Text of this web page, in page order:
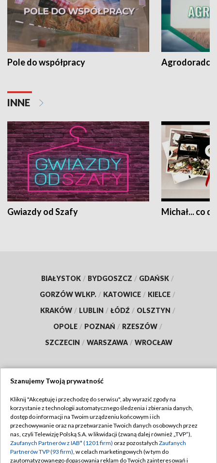
Pole do współpracy Agrodoradcy
INNE
Gwiazdy od Szafy Michał... co
BIAŁYSTOK / BYDGOSZCZ / GDAŃSK /
GORZÓW WLKP. / KATOWICE / KIELCE /
KRAKÓW / LUBLIN / ŁÓDŹ / OLSZTYN /
OPOLE / POZNAŃ / RZESZÓW /
SZCZECIN / WARSZAWA / WROCŁAW
TVP
Abonament TVP
Emisja w TVP
Centrum informacji TVP
Regulamin TVP
Polityka prywatności
Moje zgody
Szanujemy Twoją prywatność
Kliknij "Akceptuję i przechodzę do serwisu", aby wyrazić zgody na
korzystanie z technologii automatycznego śledzenia i zbierania danych,
dostęp do informacji na Twoim urządzeniu końcowym i ich
przechowywanie oraz na przetwarzanie Twoich danych osobowych przez
nas, czyli Telewizję Polską S.A. w likwidacji (zwaną dalej również „TVP”),
Zaufanych Partnerów z IAB* (1201 firm) oraz pozostałych Zaufanych
Partnerów TVP (93 firm), w celach marketingowych (w tym do
zautomatyzowanego dopasowania reklam do Twoich zainteresowań i